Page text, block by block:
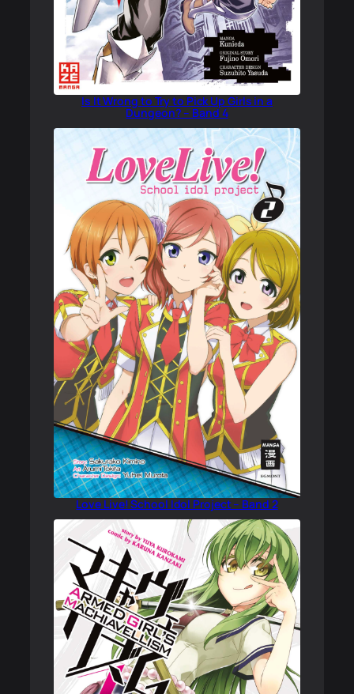
Is It Wrong to Try to Pick Up Girls in a
Dungeon? – Band 4
Love Live! School Idol Project – Band 2